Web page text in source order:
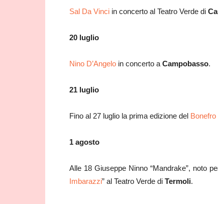
Sal Da Vinci in concerto al Teatro Verde di
20 luglio
Nino D’Angelo in concerto a Campobasso.
21 luglio
Fino al 27 luglio la prima edizione del
1 agosto
Alle 18 Giuseppe Ninno “Mandrake”, noto
Imbarazzi” al Teatro Verde di Termoli.